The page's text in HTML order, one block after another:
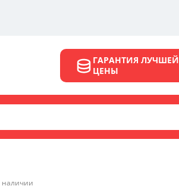
ГАРАНТИЯ ЛУЧШЕЙ
ЦЕНЫ
наличии